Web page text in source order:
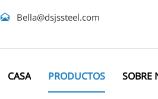
 Bella@dsjssteel.com
CASA PRODUCTOS SOBRE